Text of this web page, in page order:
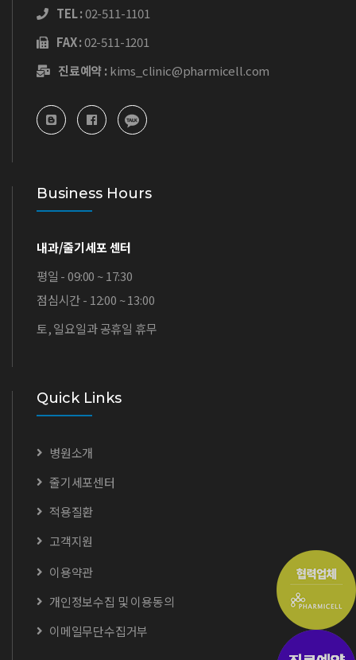
TEL :02-511-1101
FAX :02-511-1201
진료예약 :kims_clinic@pharmicell.com
Business Hours
내과/줄기세포 센터
평일 - 09:00 ~ 17:30
점심시간 - 12:00 ~ 13:00
토, 일요일과 공휴일 휴무
Quick Links
병원소개
줄기세포센터
적용질환
고객지원
이용약관
개인정보수집 및 이용동의
이메일무단수집거부